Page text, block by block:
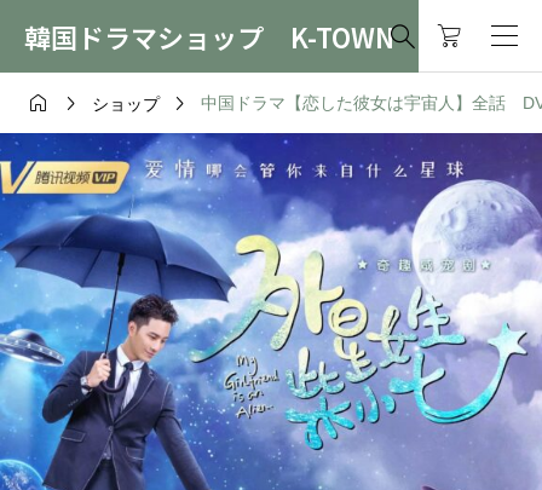
韓国ドラマショップ K-TOWN
  ショップ  中国ドラマ【恋した彼女は宇宙人】全話